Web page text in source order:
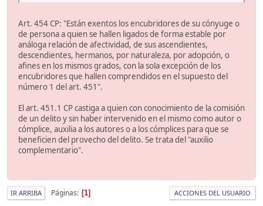
Art. 454 CP: "Están exentos los encubridores de su cónyuge o
de persona a quien se hallen ligados de forma estable por
análoga relación de afectividad, de sus ascendientes,
descendientes, hermanos, por naturaleza, por adopción, o
afines en los mismos grados, con la sola excepción de los
encubridores que hallen comprendidos en el supuesto del
número 1 del art. 451".
El art. 451.1 CP castiga a quien con conocimiento de la comisión
de un delito y sin haber intervenido en el mismo como autor o
cómplice, auxilia a los autores o a los cómplices para que se
beneficien del provecho del delito. Se trata del "auxilio
complementario".
IR ARRIBA Páginas 1 ACCIONES DEL USUARIO